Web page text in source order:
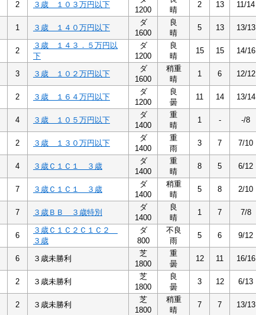
2 ３歳 １０３万円以下
1200
晴
2 13 11/14
1 ３歳 １４０万円以下
ダ
1600
良
晴
5 13 13/13
2
３歳 １４３．５万円以
下
ダ
1200
良
晴
15 15 14/16
3 ３歳 １０２万円以下
ダ
1600
稍重
晴
1 6 12/12
2 ３歳 １６４万円以下
ダ
1200
良
曇
11 14 13/14
4 ３歳 １０５万円以下
ダ
1400
重
晴
1 - -/8
2 ３歳 １３０万円以下
ダ
1400
重
雨
3 7 7/10
4 ３歳Ｃ１Ｃ１ ３歳
ダ
1400
重
晴
8 5 6/12
7 ３歳Ｃ１Ｃ１ ３歳
ダ
1400
稍重
晴
5 8 2/10
7 ３歳ＢＢ ３歳特別
ダ
1400
良
晴
1 7 7/8
6
３歳Ｃ１Ｃ２Ｃ１Ｃ２
３歳
ダ
800
不良
雨
5 6 9/12
6 ３歳未勝利
芝
1800
重
曇
12 11 16/16
2 ３歳未勝利
芝
1800
良
曇
3 12 6/13
2 ３歳未勝利
芝
1800
稍重
晴
7 7 13/13